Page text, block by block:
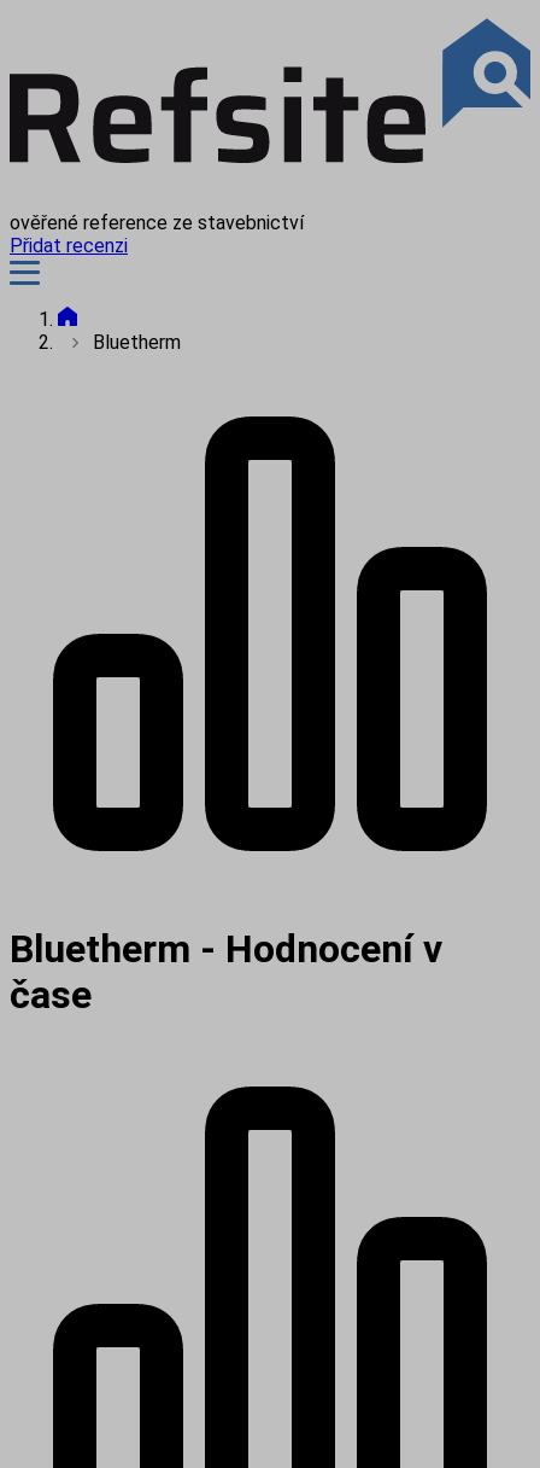
ověřené reference ze stavebnictví
Přidat recenzi
Bluetherm
Bluetherm - Hodnocení v
čase